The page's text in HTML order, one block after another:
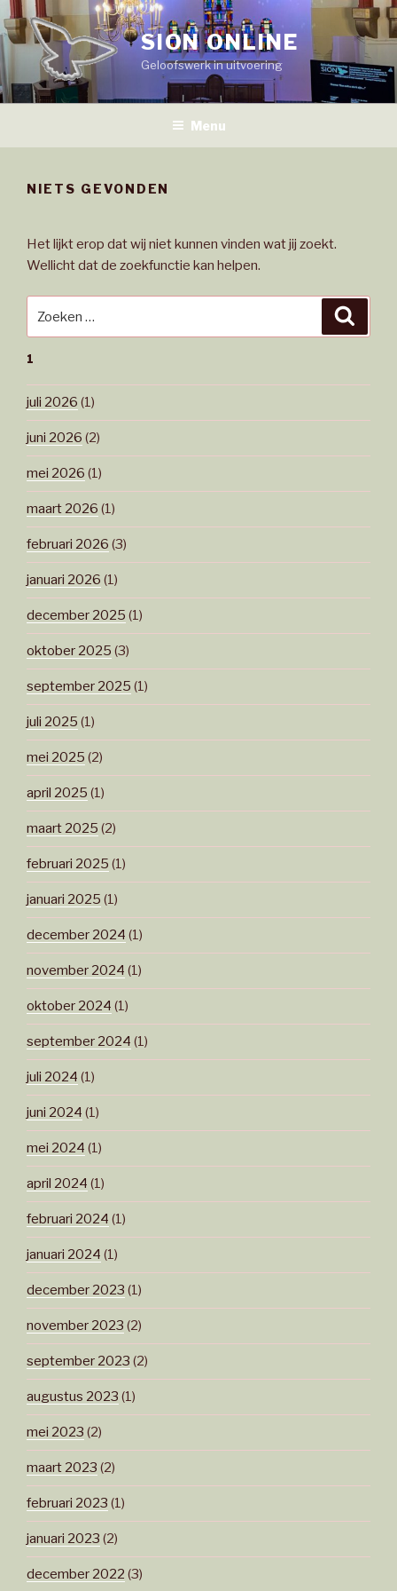
Naar
de
inhoud
springen
SION ONLINE
Geloofswerk in uitvoering
Menu
NIETS GEVONDEN
Het lijkt erop dat wij niet kunnen vinden wat jij zoekt.
Wellicht dat de zoekfunctie kan helpen.
1
juli 2026 (1)
juni 2026 (2)
mei 2026 (1)
maart 2026 (1)
februari 2026 (3)
januari 2026 (1)
december 2025 (1)
oktober 2025 (3)
september 2025 (1)
juli 2025 (1)
mei 2025 (2)
april 2025 (1)
maart 2025 (2)
februari 2025 (1)
januari 2025 (1)
december 2024 (1)
november 2024 (1)
oktober 2024 (1)
september 2024 (1)
juli 2024 (1)
juni 2024 (1)
mei 2024 (1)
april 2024 (1)
februari 2024 (1)
januari 2024 (1)
december 2023 (1)
november 2023 (2)
september 2023 (2)
augustus 2023 (1)
mei 2023 (2)
maart 2023 (2)
februari 2023 (1)
januari 2023 (2)
december 2022 (3)